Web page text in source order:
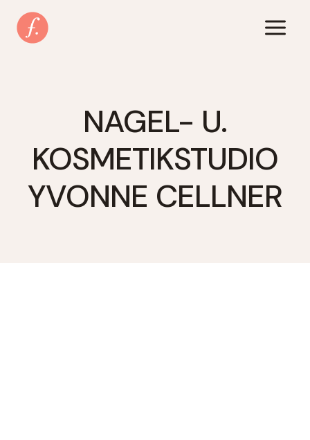
Inhalt
springen
NAGEL- U.
KOSMETIKSTUDIO
YVONNE CELLNER